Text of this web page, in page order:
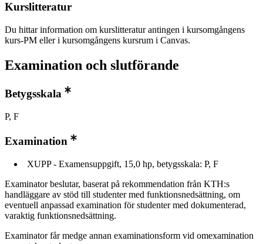
Kurslitteratur
Du hittar information om kurslitteratur antingen i kursomgångens
kurs-PM eller i kursomgångens kursrum i Canvas.
Examination och slutförande
Betygsskala
P, F
Examination
XUPP - Examensuppgift, 15,0 hp, betygsskala: P, F
Examinator beslutar, baserat på rekommendation från KTH:s
handläggare av stöd till studenter med funktionsnedsättning, om
eventuell anpassad examination för studenter med dokumenterad,
varaktig funktionsnedsättning.
Examinator får medge annan examinationsform vid omexamination